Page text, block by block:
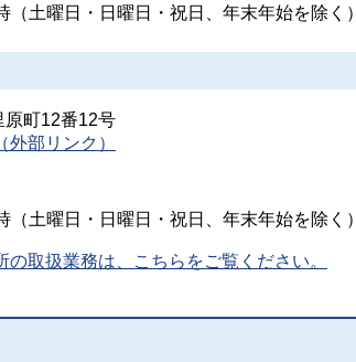
土曜日・日曜日・祝日、年末年始を除く）
原町12番12号
外部リンク）
土曜日・日曜日・祝日、年末年始を除く）
取扱業務は、こちらをご覧ください。